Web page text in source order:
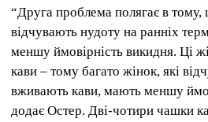
“Друга проблема полягає в тому,
відчувають нудоту на ранніх
меншу ймовірність викидня. Ці
кави – тому багато жінок, які
вживають кави, мають меншу
додає Остер. Дві-чотири чашки